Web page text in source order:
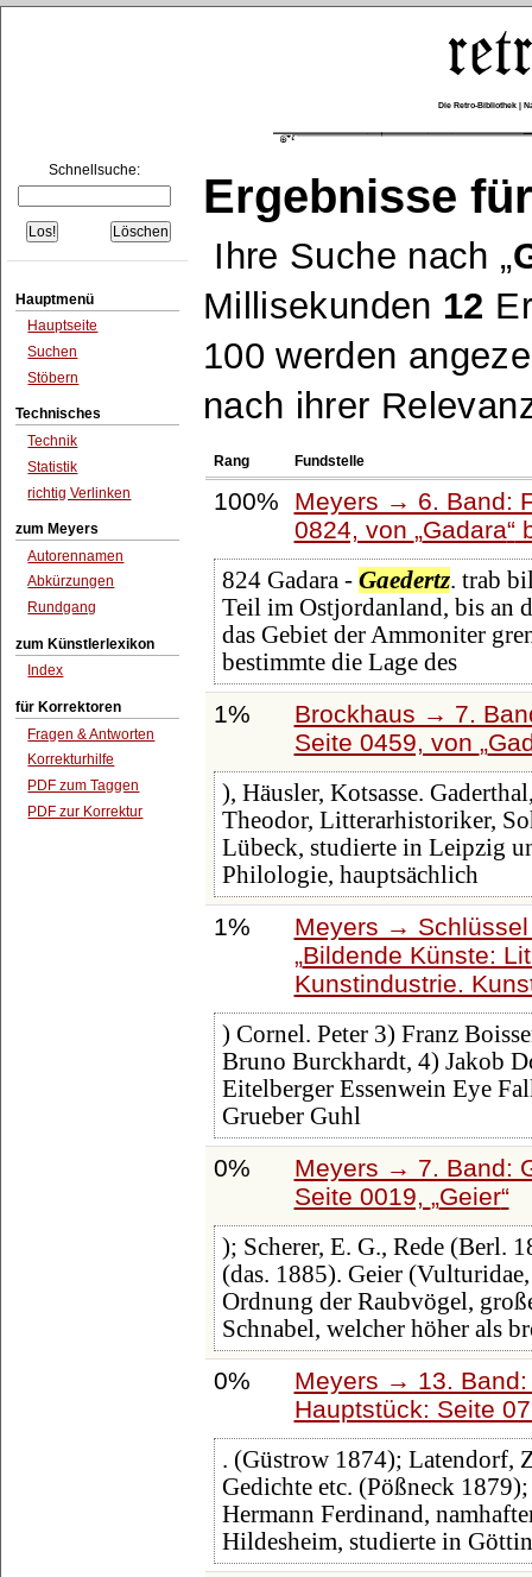
Die Retro-Bibliothek |
Schnellsuche:
Hauptmenü
Hauptseite
Suchen
Stöbern
Technisches
Technik
Statistik
richtig Verlinken
zum Meyers
Autorennamen
Abkürzungen
Rundgang
zum Künstlerlexikon
Index
für Korrektoren
Fragen & Antworten
Korrekturhilfe
PDF zum Taggen
PDF zur Korrektur
Ergebnisse
Ihre Suche nach
Millisekunden 12
100 werden
nach ihrer
Rang Fundstelle
100%
Meyers → 6. Band:
0824, von Gadara
824 Gadara - Gaedertz. trab
Teil im Ostjordanland, bis an
das Gebiet der Ammoniter
bestimmte die Lage des
1%
Brockhaus → 7.
Seite 0459, von
), Häusler, Kotsasse.
Theodor, Litterarhistoriker,
Lübeck, studierte in Leipzig
Philologie, hauptsächlich
1%
Meyers →
Bildende Künste:
Kunstindustrie.
) Cornel. Peter 3) Franz
Bruno Burckhardt, 4) Jakob
Eitelberger Essenwein Eye
Grueber Guhl
0%
Meyers → 7. Band:
Seite 0019,
Geier
); Scherer, E. G., Rede (Berl.
(das. 1885). Geier
Ordnung der Raubvögel,
Schnabel, welcher höher als
0%
Meyers → 13.
Hauptstück: Seite
. (Güstrow 1874); Latendorf,
Gedichte etc. (Pößneck
Hermann Ferdinand,
Hildesheim, studierte in